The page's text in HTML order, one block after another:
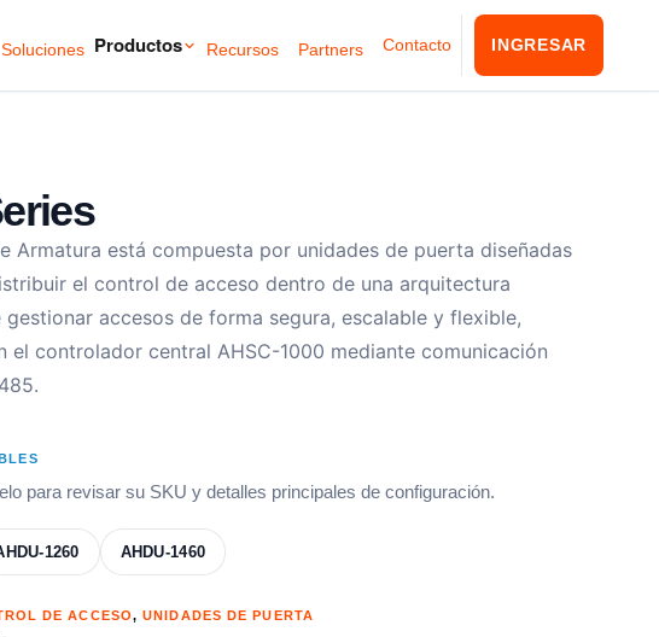
Soluciones Productos Recursos Partners Contacto INGRESAR
Armatura está compuesta por unidades de puerta diseñadas
el control de acceso dentro de una arquitectura
gestionar accesos de forma segura, escalable y flexible,
el controlador central AHSC-1000 mediante comunicación
para revisar su SKU y detalles principales de configuración.
1260 AHDU-1460
DE ACCESO,UNIDADES DE PUERTA